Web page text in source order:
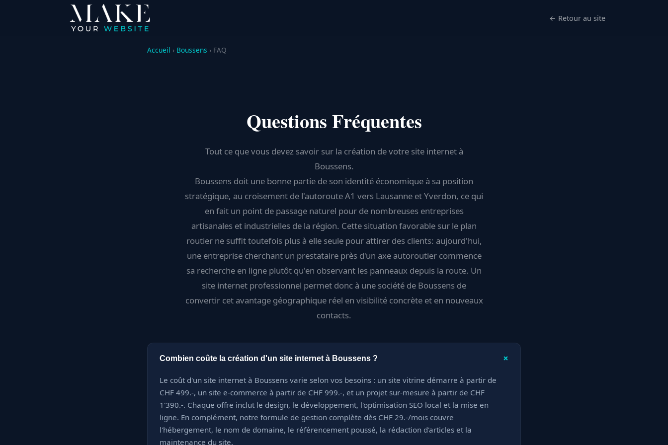
← Retour au site
Accueil › Boussens › FAQ
Questions Fréquentes
Tout ce que vous devez savoir sur la création de votre site internet à
Boussens.
Boussens doit une bonne partie de son identité économique à sa position
stratégique, au croisement de l'autoroute A1 vers Lausanne et Yverdon, ce qui
en fait un point de passage naturel pour de nombreuses entreprises
artisanales et industrielles de la région. Cette situation favorable sur le plan
routier ne suffit toutefois plus à elle seule pour attirer des clients: aujourd'hui,
une entreprise cherchant un prestataire près d'un axe autoroutier commence
sa recherche en ligne plutôt qu'en observant les panneaux depuis la route. Un
site internet professionnel permet donc à une société de Boussens de
convertir cet avantage géographique réel en visibilité concrète et en nouveaux
contacts.
Combien coûte la création d'un site internet à Boussens ? +
Le coût d'un site internet à Boussens varie selon vos besoins : un site vitrine démarre à partir de
CHF 499.-, un site e-commerce à partir de CHF 999.-, et un projet sur-mesure à partir de CHF
1'390.-. Chaque offre inclut le design, le développement, l'optimisation SEO local et la mise en
ligne. En complément, notre formule de gestion complète dès CHF 29.-/mois couvre
l'hébergement, le nom de domaine, le référencement poussé, la rédaction d'articles et la
maintenance du site.